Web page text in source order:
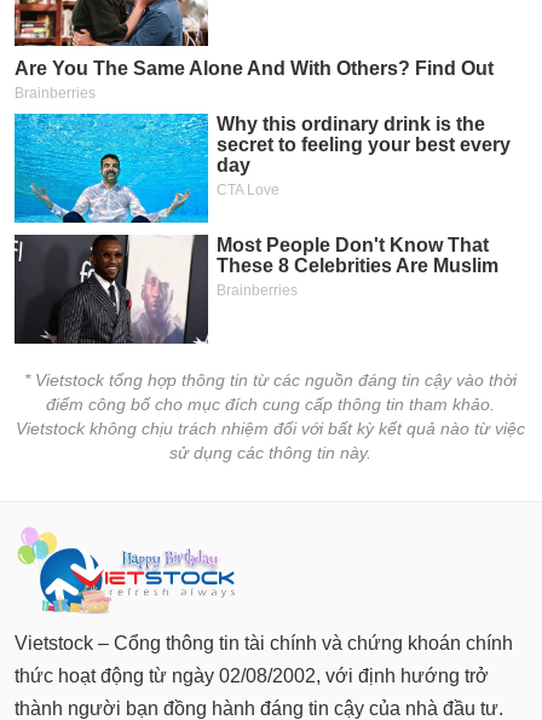
* Vietstock tổng hợp thông tin từ các nguồn đáng tin cậy vào thời
điểm công bố cho mục đích cung cấp thông tin tham khảo.
Vietstock không chịu trách nhiệm đối với bất kỳ kết quả nào từ việc
sử dụng các thông tin này.
Vietstock – Cổng thông tin tài chính và chứng khoán chính
thức hoạt động từ ngày 02/08/2002, với định hướng trở
thành người bạn đồng hành đáng tin cậy của nhà đầu tư.